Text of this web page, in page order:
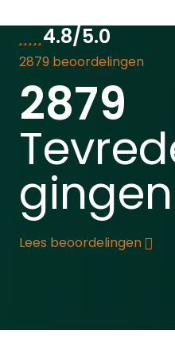
Quick Pierce
een 12-grams CO2-
(Let op: Niet
vooraf plaatsen
deze direct te
Een eenvoudige tik
de capsule,
direct klaar bent
schieten zonder
tijdens opslag.Het
automatische
een intern 6-schots
magazijn stelt u in
Flashloader
4.8/5.0
2879 beoordelingen
2879
Lees beoordelingen